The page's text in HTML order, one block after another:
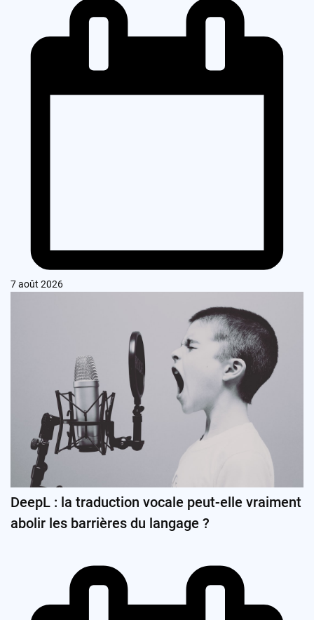
7 août 2026
DeepL : la traduction vocale peut-elle vraiment
abolir les barrières du langage ?